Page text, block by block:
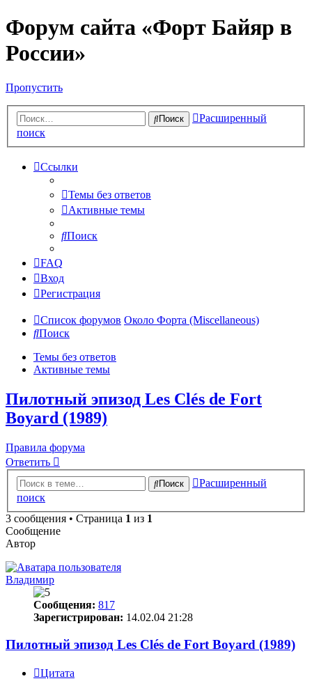
Форум сайта «Форт Байяр в
России»
Пропустить
Поиск
Расширенный
поиск
Ссылки
Темы без ответов
Активные темы
Поиск
FAQ
Вход
Регистрация
Список форумов Около Форта (Miscellaneous)
Поиск
Темы без ответов
Активные темы
Пилотный эпизод Les Clés de Fort
Boyard (1989)
Правила форума
Ответить
Поиск
Расширенный
поиск
3 сообщения • Страница 1 из 1
Сообщение
Автор
Владимир
Сообщения: 817
Зарегистрирован: 14.02.04 21:28
Пилотный эпизод Les Clés de Fort Boyard (1989)
Цитата